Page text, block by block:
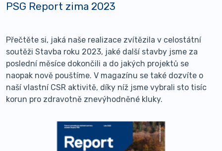
PSG Report zima 2023
Přečtěte si, jaká naše realizace zvítězila v celostátní
soutěži Stavba roku 2023, jaké další stavby jsme za
poslední měsíce dokončili a do jakých projektů se
naopak nově pouštíme. V magazínu se také dozvíte o
naší vlastní CSR aktivitě, díky níž jsme vybrali sto tisíc
korun pro zdravotně znevýhodněné kluky.